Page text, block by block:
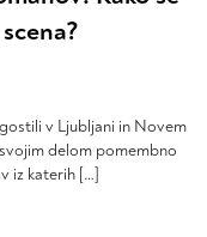
v Ljubljani in Novem
delom pomembno
iz katerih […]